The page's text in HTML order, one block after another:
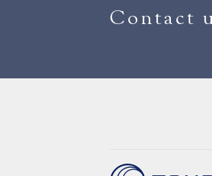
Contact